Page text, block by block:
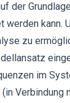
der
werden kann.
zu
im
Verbindung